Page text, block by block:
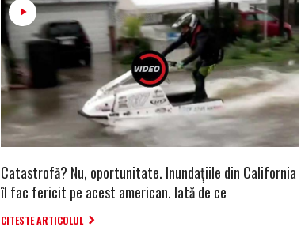
Catastrofă? Nu, oportunitate. Inundațiile din California
îl fac fericit pe acest american. Iată de ce
CITESTE ARTICOLUL